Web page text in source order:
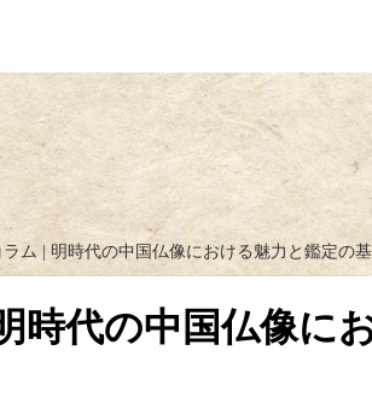
ム | 明時代の中国仏像における魅力と鑑定の
時代の中国仏像に